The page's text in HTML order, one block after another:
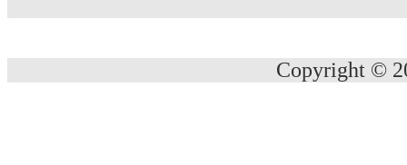
Copyright ©